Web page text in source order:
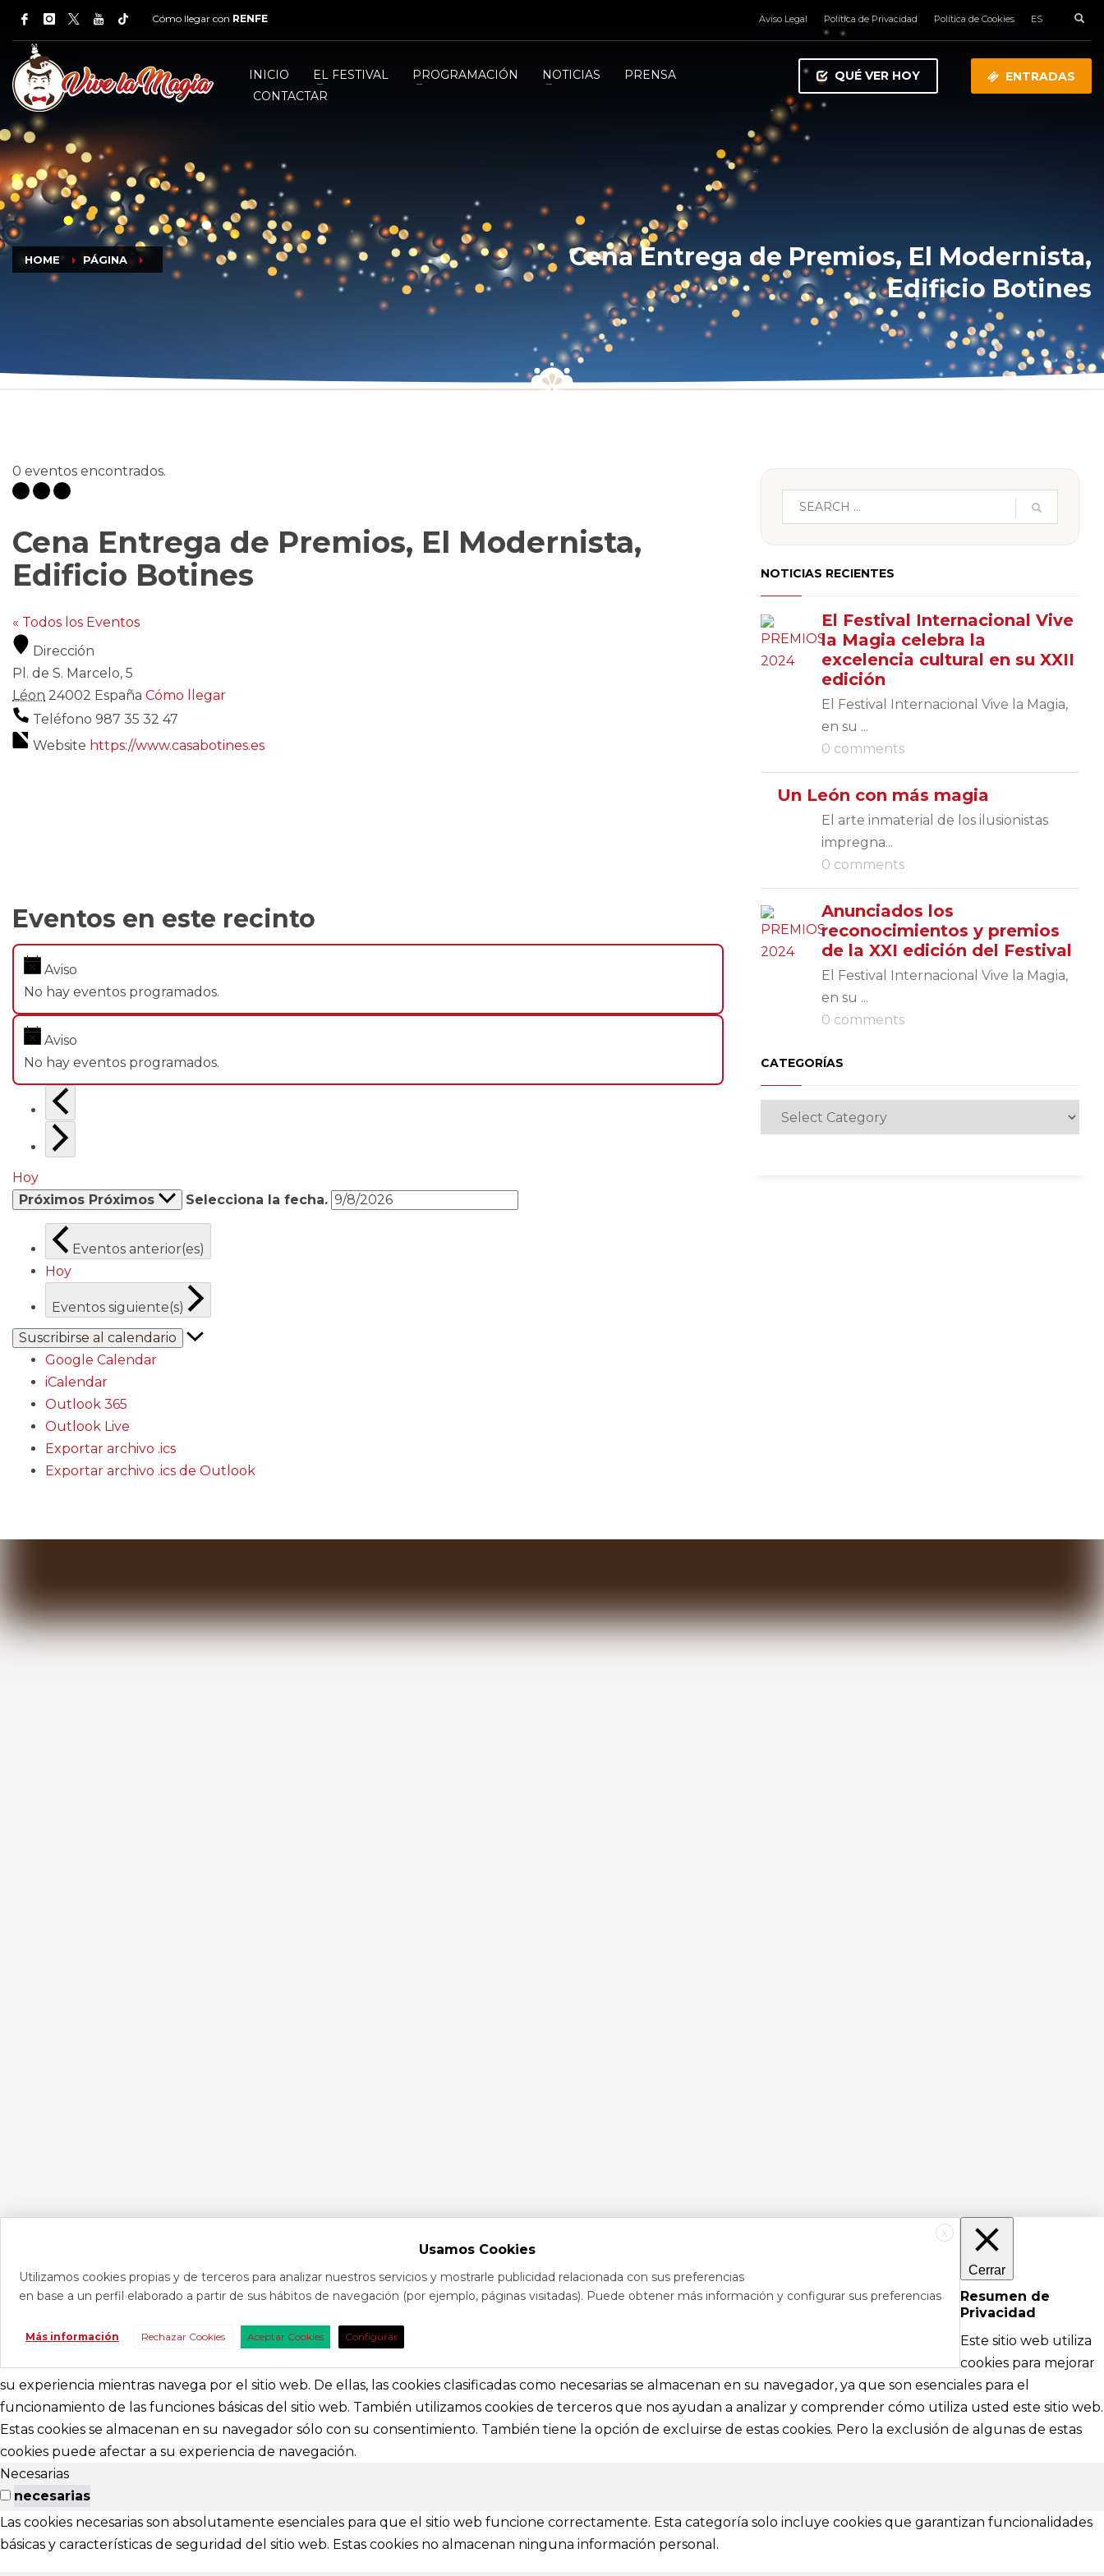
Cómo llegar con RENFE Aviso Legal Política de Privacidad Política de Cookies ES
INICIO EL FESTIVAL PROGRAMACIÓN NOTICIAS
PRENSA
CONTACTAR
QUÉ VER HOY ENTRADAS
HOME PÁGINA
Cena Entrega de Premios, El Modernista,
Edificio Botines
0 eventos encontrados.
Cena Entrega de Premios, El Modernista,
Edificio Botines
« Todos los Eventos
Dirección
Pl. de S. Marcelo, 5
Léon 24002 España Cómo llegar
Teléfono 987 35 32 47
Website https://www.casabotines.es
Eventos en este recinto
Aviso
No hay eventos programados.
Aviso
No hay eventos programados.
Hoy
Próximos Próximos Selecciona la fecha.
Eventos anterior(es)
Hoy
Eventos siguiente(s)
Suscribirse al calendario
Google Calendar
iCalendar
Outlook 365
Outlook Live
Exportar archivo .ics
Exportar archivo .ics de Outlook
NOTICIAS RECIENTES
El Festival Internacional Vive
la Magia celebra la
excelencia cultural en su XXII
edición
El Festival Internacional Vive la Magia,
en su ...
0 comments
Un León con más magia
El arte inmaterial de los ilusionistas
impregna...
0 comments
Anunciados los
reconocimientos y premios
de la XXI edición del Festival
El Festival Internacional Vive la Magia,
en su ...
0 comments
CATEGORÍAS
Consúltanos sobre eventos y espectáculos o contacta con
nosotros para solictar información general
abracadabra@festivalvivelamagia.es
festivalvivelamagia.es
secciones e información
Inicio
El festival
Textos legales e información técnica sobre
nuestra web
Aviso Legal
Política de Privacidad
X
Usamos Cookies
Utilizamos cookies propias y de terceros para analizar nuestros servicios y mostrarle publicidad relacionada con sus preferencias
en base a un perfil elaborado a partir de sus hábitos de navegación (por ejemplo, páginas visitadas). Puede obtener más información y configurar sus preferencias
Más información Rechazar Cookies Aceptar Cookies Configurar
Cerrar
Resumen de
Privacidad
Este sitio web utiliza
cookies para mejorar
su experiencia mientras navega por el sitio web. De ellas, las cookies clasificadas como necesarias se almacenan en su navegador, ya que son esenciales para el
funcionamiento de las funciones básicas del sitio web. También utilizamos cookies de terceros que nos ayudan a analizar y comprender cómo utiliza usted este sitio web.
Estas cookies se almacenan en su navegador sólo con su consentimiento. También tiene la opción de excluirse de estas cookies. Pero la exclusión de algunas de estas
cookies puede afectar a su experiencia de navegación.
Necesarias
necesarias
Las cookies necesarias son absolutamente esenciales para que el sitio web funcione correctamente. Esta categoría solo incluye cookies que garantizan funcionalidades
básicas y características de seguridad del sitio web. Estas cookies no almacenan ninguna información personal.